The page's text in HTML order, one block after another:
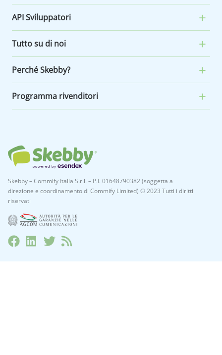
API Sviluppatori
Tutto su di noi
Perché Skebby?
Programma rivenditori
Skebby – Commify Italia S.r.l. – P.I. 01648790382 (soggetta a
direzione e coordinamento di Commify Limited) © 2023 Tutti i diritti
riservati